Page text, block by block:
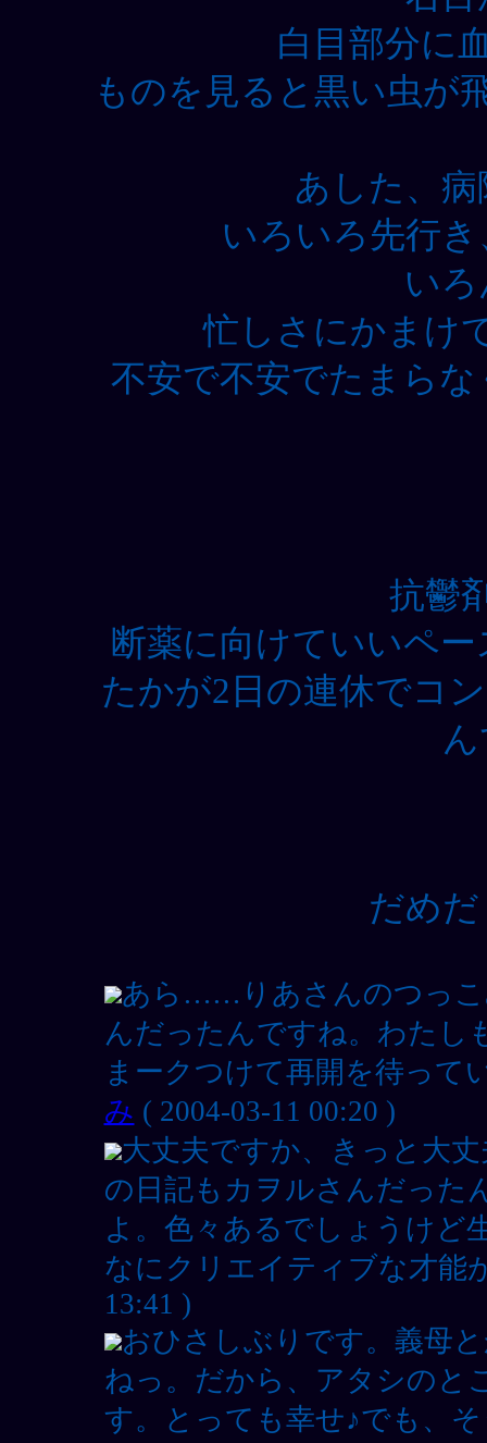
白目部分に
ものを見ると黒い虫が
あした、
いろいろ先行
い
忙しさにかまけ
不安で不安でたまら
抗鬱
断薬に向けていいペ
たかが2日の連休でコ
だめ
あら……りあさんのつっこ
んだったんですね。わたし
まークつけて再開を待って
み ( 2004-03-11 00:20 )
大丈夫ですか、きっと大
の日記もカヲルさんだった
よ。色々あるでしょうけど
なにクリエイティブな才能
13:41 )
おひさしぶりです。義母
ねっ。だから、アタシのと
す。とっても幸せ♪でも、